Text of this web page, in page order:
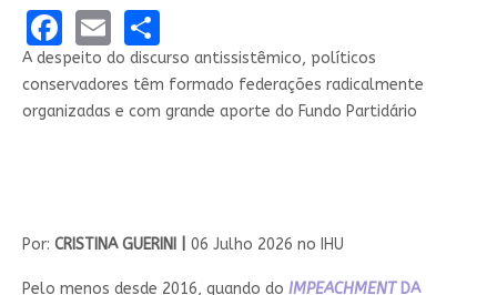
Facebook
EmailShare
A despeito do discurso antissistêmico, políticos
conservadores têm formado federações radicalmente
organizadas e com grande aporte do Fundo Partidário
Por: CRISTINA GUERINI | 06 Julho 2026 no IHU
Pelo menos desde 2016, quando do IMPEACHMENTDA